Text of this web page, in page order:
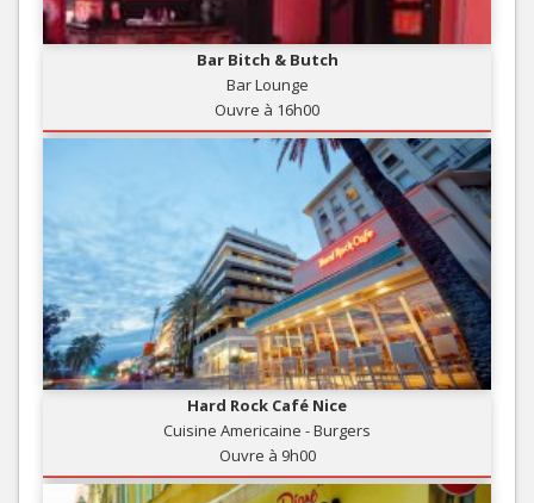
Bar Bitch & Butch
Bar Lounge
Ouvre à 16h00
Hard Rock Café Nice
Cuisine Americaine - Burgers
Ouvre à 9h00